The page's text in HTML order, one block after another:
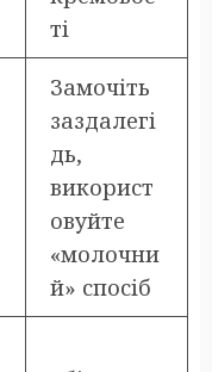
ті
Замочіть
заздалегі
дь,
використ
овуйте
«молочни
й» спосіб